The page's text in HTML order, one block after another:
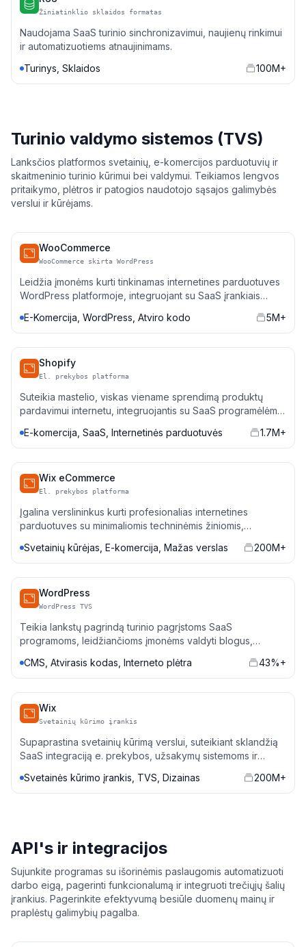
Žiniatinklio sklaidos formatas
Naudojama SaaS turinio sinchronizavimui, naujienų rinkimui
ir automatizuotiems atnaujinimams.
Turinys, Sklaidos
100M+
Turinio valdymo sistemos (TVS)
Lanksčios platformos svetainių, e-komercijos parduotuvių ir
skaitmeninio turinio kūrimui bei valdymui. Teikiamos lengvos
pritaikymo, plėtros ir patogios naudotojo sąsajos galimybės
verslui ir kūrėjams.
WooCommerce
WooCommerce skirta WordPress
Leidžia įmonėms kurti tinkinamas internetines parduotuves
WordPress platformoje, integruojant su SaaS įrankiais
E-Komercija, WordPress, Atviro kodo 5M+
Shopify
El. prekybos platforma
Suteikia mastelio, viskas viename sprendimą produktų
pardavimui internetu, integruojantis su SaaS programėlėm
E-komercija, SaaS, Internetinės parduotuvės 1.7M+
Wix eCommerce
El. prekybos platforma
Įgalina verslininkus kurti profesionalias internetines
parduotuves su minimaliomis techninėmis žiniomis,
analitikoms ir automatizavimui.
Svetainių kūrėjas, E-komercija, Mažas verslas 200M+
WordPress
WordPress TVS
Teikia lankstų pagrindą turinio pagrįstoms SaaS
programoms, leidžiančioms įmonėms valdyti blogus,
CMS, Atvirasis kodas, Interneto plėtra 43%+
Wix
Svetainių kūrimo įrankis
Supaprastina svetainių kūrimą verslui, suteikiant sklandžią
SaaS integraciją e. prekybos, užsakymų sistemoms ir
Svetainės kūrimo įrankis, TVS, Dizainas 200M+
API's ir integracijos
Sujunkite programas su išorinėmis paslaugomis automatizuoti
darbo eigą, pagerinti funkcionalumą ir integruoti trečiųjų šalių
įrankius. Pagerinkite efektyvumą besiūle duomenų mainų ir
praplėstų galimybių pagalba.